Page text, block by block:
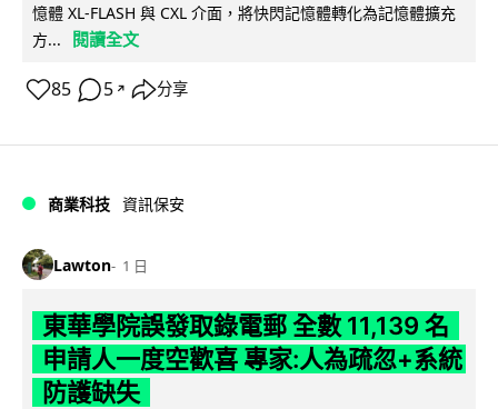
憶體 XL-FLASH 與 CXL 介面，將快閃記憶體轉化為記憶體擴充
方...
閱讀全文
85 5 ↗ 分享
商業科技 資訊保安
Lawton 1 日
東華學院誤發取錄電郵 全數 11,139 名
申請人一度空歡喜 專家:人為疏忽+系統
防護缺失